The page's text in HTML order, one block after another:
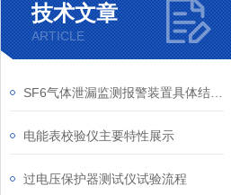
技术文章
ARTICLE
电能表校验仪主要特性展示
过电压保护器测试仪试验流程